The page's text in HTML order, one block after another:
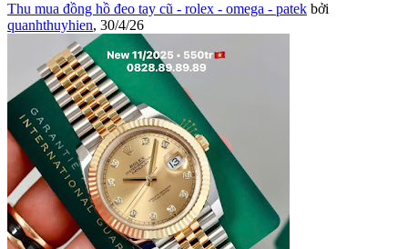
Thu mua đồng hồ đeo tay cũ - rolex - omega - patek bởi
quanhthuyhien, 30/4/26